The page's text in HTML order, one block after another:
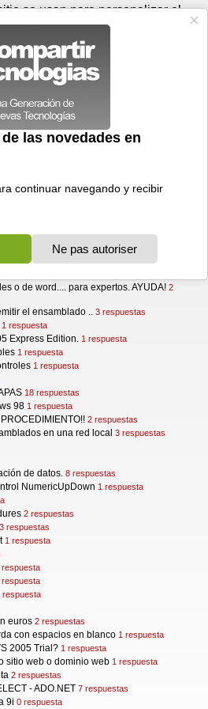
Hacer una pregunta
Discusiones Generales
o de word.... para expertos. AYUDA! 2
el ensamblado .. 3 respuestas
1 respuesta
Express Edition. 1 respuesta
1 respuesta
1 respuesta
18 respuestas
98 1 respuesta
2 respuestas
en una red local 3 respuestas
de datos. 8 respuestas
NumericUpDown 1 respuesta
2 respuestas
3 respuestas
1 respuesta
respuesta
respuesta
respuesta
euros 2 respuestas
con espacios en blanco 1 respuesta
2005 Trial? 1 respuesta
sitio web o dominio web 1 respuesta
2 respuestas
- ADO.NET 7 respuestas
9i 0 respuesta
- 19:36 Registrar Conectar
se usan para personalizar el
para ofrecer funciones de medios
el tráfico. Además, compartimos
haga del sitio web con nuestros
de publicidad y de análisis
web.
OK